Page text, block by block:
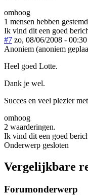
omhoog
1 mensen hebben
Ik vind dit een goed
#7 zo, 08/06/2008 - 00:30
Anoniem (anoniem
Heel goed Lotte.
Dank je wel.
Succes en veel plezier
omhoog
2 waarderingen.
Ik vind dit een goed
Onderwerp gesloten
Vergelijkbare
Forumonderwerp